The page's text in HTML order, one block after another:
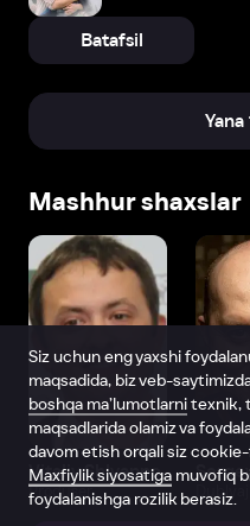
Batafsil
Mashhur shaxslar
Vitaliy Shlyappo
Produser
Siz uchun eng yaxshi
maqsadida, biz veb-
boshqa ma’lumotlarnitexnik,
maqsadlarida olamiz va
davom etish orqali siz
Maxfiylik siyosatiga muvofiq
foydalanishga rozilik berasiz.